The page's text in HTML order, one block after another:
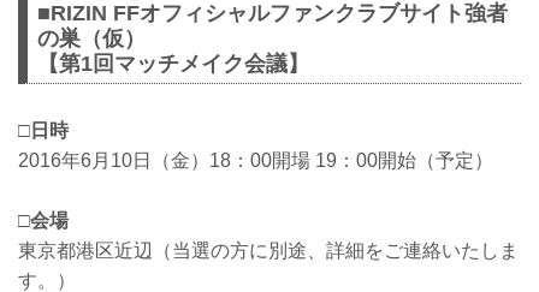
■RIZIN FFオフィシャルファンクラブサイト強者
の巣（仮）
【第1回マッチメイク会議】
□日時
2016年6月10日（金）18：00開場 19：00開始（予定）
□会場
東京都港区近辺（当選の方に別途、詳細をご連絡いたしま
す。）